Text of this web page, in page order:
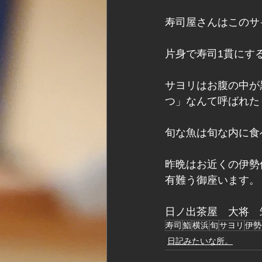
寿司屋さんはこの
片身で寿司1貫にす
サヨリはお腹の中
つ」なんて呼ばれ
旬な魚は旬な内
昨晩はお近くの伊
有難う御座います。
日ノ出茶屋　大将
寿司 鮨横浜旬サヨリ 伊
日記みたいな所。